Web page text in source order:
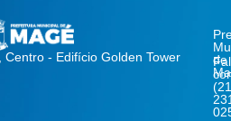
Centro - Edifício Golden Tower
de